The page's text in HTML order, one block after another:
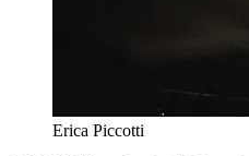
Erica Piccotti